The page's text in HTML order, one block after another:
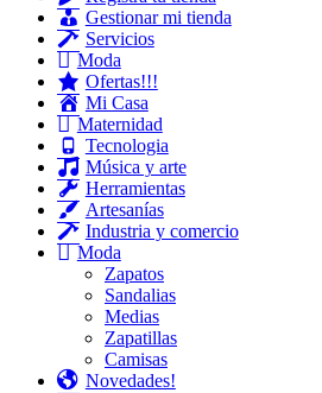
Gestionar mi tienda
Servicios
Moda
Ofertas!!!
Mi Casa
Maternidad
Tecnologia
Música y arte
Herramientas
Artesanías
Industria y comercio
Moda
Zapatos
Sandalias
Medias
Zapatillas
Camisas
Novedades!